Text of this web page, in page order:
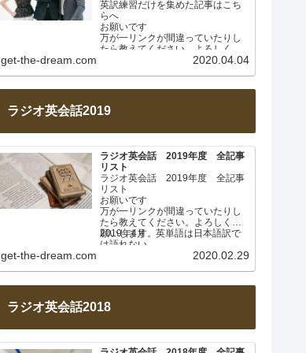
英訳練習だけを集めた記事はこち
らへ
お願いです
万が一リンクが間違っていたりし
たら教えてください。よろしくお
このページは毎週土曜日に更新し
get-the-dream.com 2020.04.04
ラジオ英会話2019
ラジオ英会話 2019年度 全記事
リスト
ラジオ英会話 2019年度 全記事
リスト
お願いです
万が一リンクが間違っていたりし
たら教えてください。よろしくお
願いします。
2019年4月 英単語は日本語訳で
は語れない
get-the-dream.com 2020.02.29
ラジオ英会話2018